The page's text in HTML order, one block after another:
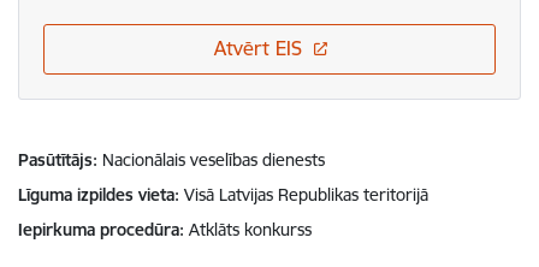
Atvērt EIS
Pasūtītājs Nacionālais veselības dienests
Līguma izpildes vieta Visā Latvijas Republikas teritorijā
Iepirkuma procedūra Atklāts konkurss